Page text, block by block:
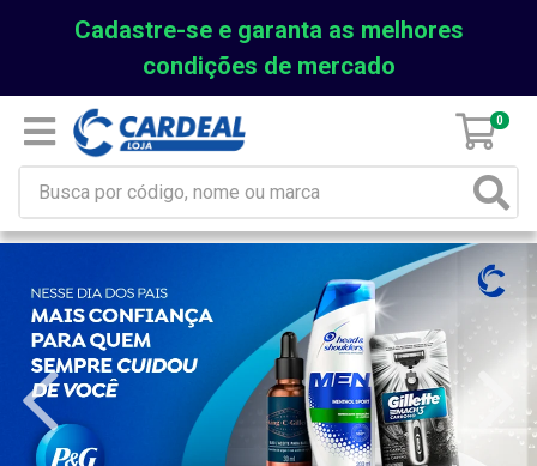
Cadastre-se e garanta as melhores
condições de mercado
0